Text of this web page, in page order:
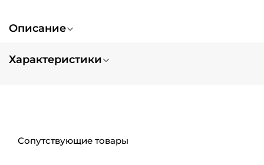
Описание
Характеристики
Высота руля
Сопутствующие товары